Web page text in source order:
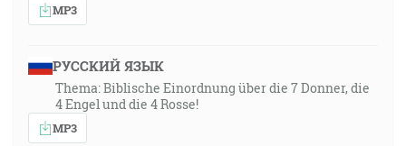
MP3
РУССКИЙ ЯЗЫК
Thema: Biblische Einordnung über die 7 Donner, die
4 Engel und die 4 Rosse!
MP3